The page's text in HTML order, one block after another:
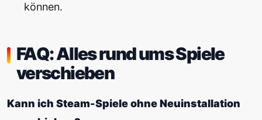
können.
FAQ: Alles rund ums Spiele
verschieben
Kann ich Steam-Spiele ohne Neuinstallation